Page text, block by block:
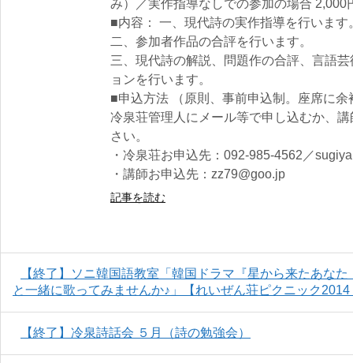
み）／実作指導なしでの参加の場合 2,000
■内容： 一、現代詩の実作指導を行います
二、参加者作品の合評を行います。
三、現代詩の解説、問題作の合評、言語
ョンを行います。
■申込方法 （原則、事前申込制。座席に
冷泉荘管理人にメール等で申し込むか、
さい。
・冷泉荘お申込先：092-985-4562／
・講師お申込先：zz79@goo.jp
記事を読む
【終了】ソニ韓国語教室「韓国ドラマ『星から来たあな
と一緒に歌ってみませんか♪」【れいぜん荘ピクニック2014
【終了】冷泉詩話会 ５月（詩の勉強会）